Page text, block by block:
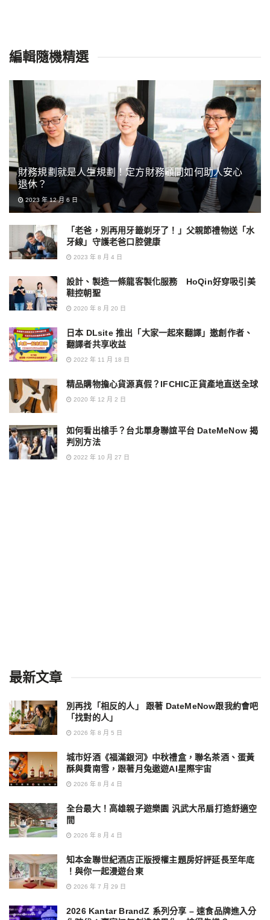
編輯隨機精選
財務規劃就是人生規劃！定方財務顧問如何助人安心
退休？
2023 年 12 月 6 日
「老爸，別再用牙籤剃牙了！」父親節禮物送「水
牙線」守護老爸口腔健康
2023 年 8 月 4 日
設計、製造一條龍客製化服務 HoQin好穿吸引美
鞋控朝聖
2020 年 8 月 20 日
日本 DLsite 推出「大家一起來翻譯」邀創作者、
翻譯者共享收益
2022 年 11 月 18 日
精品購物擔心貨源真假？IFCHIC正貨產地直送全球
2020 年 12 月 2 日
如何看出槍手？台北單身聯誼平台 DateMeNow 揭
判別方法
2022 年 10 月 27 日
最新文章
別再找「相反的人」 跟著 DateMeNow跟我約會吧
「找對的人」
2026 年 8 月 5 日
城市好酒《福滿銀河》中秋禮盒，聯名茶酒、蛋黃
酥與費南雪，跟著月兔遨遊AI星際宇宙
2026 年 8 月 4 日
全台最大！高雄親子遊樂園 汎武大吊扇打造舒適空
間
2026 年 8 月 4 日
知本金聯世紀酒店正版授權主題房好評延長至年底
！與你一起漫遊台東
2026 年 7 月 29 日
2026 Kantar BrandZ 系列分享 – 速食品牌進入分